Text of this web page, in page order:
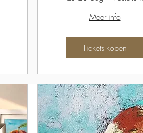
Meer info
Tickets kopen